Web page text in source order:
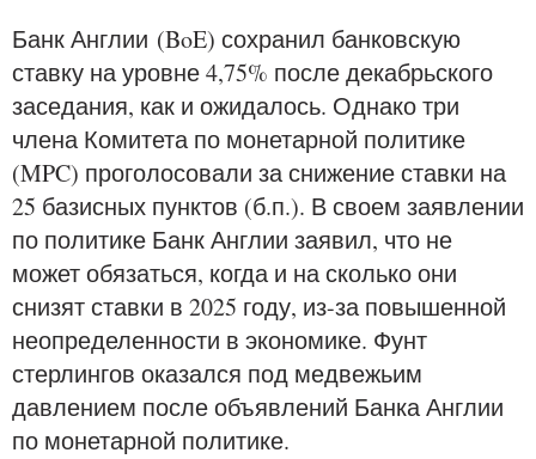
Банк Англии (BoE) сохранил банковскую
ставку на уровне 4,75% после декабрьского
заседания, как и ожидалось. Однако три
члена Комитета по монетарной политике
(MPC) проголосовали за снижение ставки на
25 базисных пунктов (б.п.). В своем заявлении
по политике Банк Англии заявил, что не
может обязаться, когда и на сколько они
снизят ставки в 2025 году, из-за повышенной
неопределенности в экономике. Фунт
стерлингов оказался под медвежьим
давлением после объявлений Банка Англии
по монетарной политике.